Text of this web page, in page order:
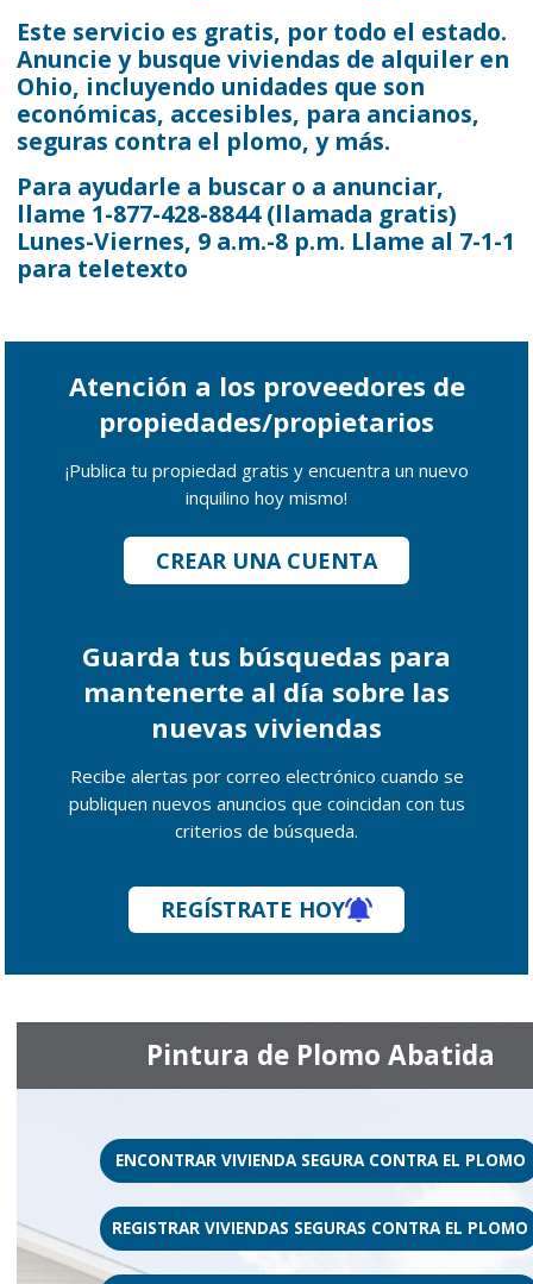
Este servicio es gratis, por todo el estado.
Anuncie y busque viviendas de alquiler en
Ohio, incluyendo unidades que son
económicas, accesibles, para ancianos,
seguras contra el plomo, y más.
Para ayudarle a buscar o a anunciar,
llame 1-877-428-8844(llamada gratis)
Lunes-Viernes, 9 a.m.-8 p.m. Llame al 7-1-1
para teletexto
Atención a los proveedores de
propiedades/propietarios
¡Publica tu propiedad gratis y encuentra un nuevo
inquilino hoy mismo!
CREAR UNA CUENTA
Guarda tus búsquedas para
mantenerte al día sobre las
nuevas viviendas
Recibe alertas por correo electrónico cuando se
publiquen nuevos anuncios que coincidan con tus
criterios de búsqueda.
REGÍSTRATE HOY
Pintura de Plomo Abatida
ENCONTRAR VIVIENDA SEGURA CONTRA EL PLOMO
REGISTRAR VIVIENDAS SEGURAS CONTRA EL PLOMO